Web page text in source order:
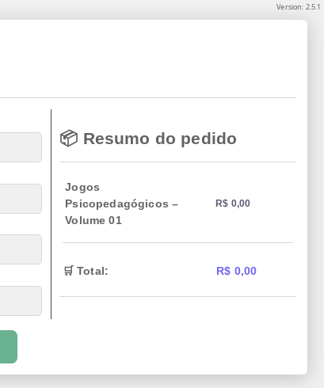
📦 Resumo do pedido
Jogos
Psicopedagógicos –
Volume 01
R$ 0,00
🛒 Total: R$ 0,00
Version: 2.5.1